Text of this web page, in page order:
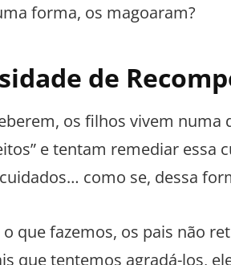
forma, os magoaram?
de
os filhos vivem
e tentam remediar essa
como se, dessa
que fazemos, os pais não
que tentemos agradá-los,